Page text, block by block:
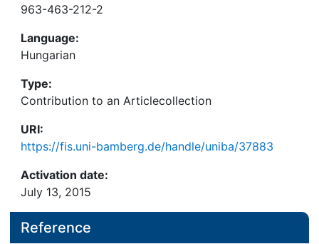
963-463-212-2
Language:
Hungarian
Type:
Contribution to an Articlecollection
URI:
https://fis.uni-bamberg.de/handle/uniba/37883
Activation date:
July 13, 2015
Reference